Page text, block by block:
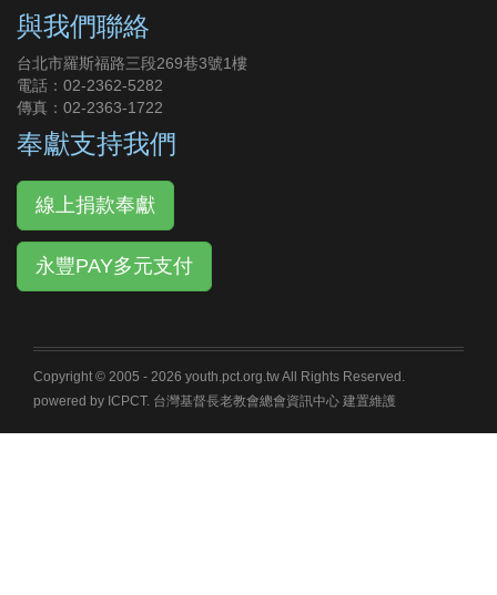
與我們聯絡
台北市羅斯福路三段269巷3號1樓
電話：02-2362-5282
傳真：02-2363-1722
奉獻支持我們
線上捐款奉獻
永豐PAY多元支付
Copyright © 2005 - 2026 youth.pct.org.tw All Rights Reserved.
powered by ICPCT. 台灣基督長老教會總會資訊中心 建置維護